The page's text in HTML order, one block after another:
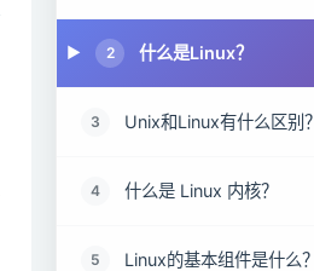
2 什么是Linux？
3 Unix和Linux有什么区别？
4 什么是 Linux 内核？
5 Linux的基本组件是什么？